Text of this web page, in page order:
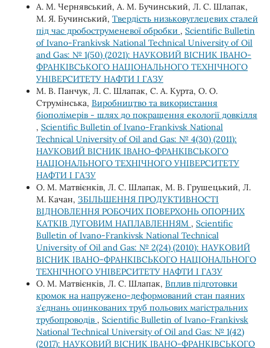
А. М. Чернявський, А. М. Бучинський, Л. С. Шлапак,
М. Я. Бучинський, Твердість низьковуглецевих сталей
під час дробоструменевої обробки , Scientific Bulletin
of Ivano-Frankivsk National Technical University of Oil
and Gas: № 1(50) (2021): НАУКОВИЙ ВІСНИК ІВАНО-
ФРАНКІВСЬКОГО НАЦІОНАЛЬНОГО ТЕХНІЧНОГО
УНІВЕРСИТЕТУ НАФТИ І ГАЗУ
М. В. Панчук, Л. С. Шлапак, С. А. Курта, О. О.
Струмінська, Виробництво та використання
біополімерів - шлях до покращення екології довкілля
, Scientific Bulletin of Ivano-Frankivsk National
Technical University of Oil and Gas: № 4(30) (2011):
НАУКОВИЙ ВІСНИК ІВАНО-ФРАНКІВСЬКОГО
НАЦІОНАЛЬНОГО ТЕХНІЧНОГО УНІВЕРСИТЕТУ
НАФТИ І ГАЗУ
О. М. Матвієнків, Л. С. Шлапак, М. В. Грушецький, Л.
М. Качан, ЗБІЛЬШЕННЯ ПРОДУКТИВНОСТІ
ВІДНОВЛЕННЯ РОБОЧИХ ПОВЕРХОНЬ ОПОРНИХ
КАТКІВ ДУГОВИМ НАПЛАВЛЕННЯМ , Scientific
Bulletin of Ivano-Frankivsk National Technical
University of Oil and Gas: № 2(24) (2010): НАУКОВИЙ
ВІСНИК ІВАНО-ФРАНКІВСЬКОГО НАЦІОНАЛЬНОГО
ТЕХНІЧНОГО УНІВЕРСИТЕТУ НАФТИ І ГАЗУ
О. М. Матвієнків, Л. С. Шлапак, Вплив підготовки
кромок на напружено-деформований стан паяних
з'єднань оцинкованих труб польових магістральних
трубопроводів , Scientific Bulletin of Ivano-Frankivsk
National Technical University of Oil and Gas: № 1(42)
(2017): НАУКОВИЙ ВІСНИК ІВАНО-ФРАНКІВСЬКОГО